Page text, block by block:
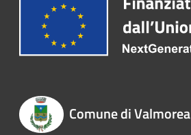
Comune di Valmorea